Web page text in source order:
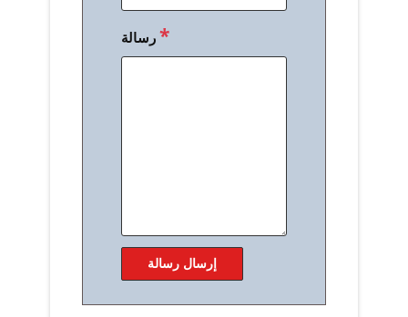
رسالة*